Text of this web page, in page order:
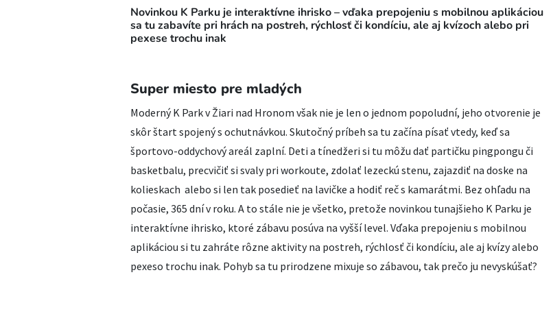
Novinkou K Parku je interaktívne ihrisko – vďaka prepojeniu s mobilnou aplikáciou
sa tu zabavíte pri hrách na postreh, rýchlosť či kondíciu, ale aj kvízoch alebo pri
pexese trochu inak
Super miesto pre mladých
Moderný K Park v Žiari nad Hronom však nie je len o jednom popoludní, jeho otvorenie je
skôr štart spojený s ochutnávkou. Skutočný príbeh sa tu začína písať vtedy, keď sa
športovo-oddychový areál zaplní. Deti a tínedžeri si tu môžu dať partičku pingpongu či
basketbalu, precvičiť si svaly pri workoute, zdolať lezeckú stenu, zajazdiť na doske na
kolieskach alebo si len tak posedieť na lavičke a hodiť reč s kamarátmi. Bez ohľadu na
počasie, 365 dní v roku. A to stále nie je všetko, pretože novinkou tunajšieho K Parku je
interaktívne ihrisko, ktoré zábavu posúva na vyšší level. Vďaka prepojeniu s mobilnou
aplikáciou si tu zahráte rôzne aktivity na postreh, rýchlosť či kondíciu, ale aj kvízy alebo
pexeso trochu inak. Pohyb sa tu prirodzene mixuje so zábavou, tak prečo ju nevyskúšať?